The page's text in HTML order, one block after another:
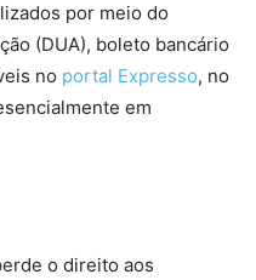
por meio do
(DUA), boleto bancário
no portal Expresso, no
em
o direito aos